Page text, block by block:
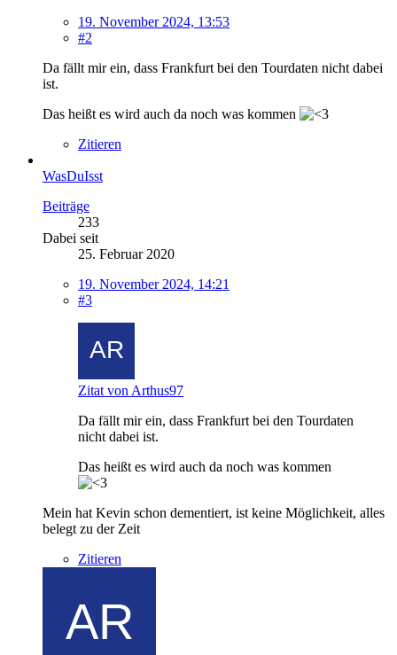
19. November 2024, 13:53
#2
Da fällt mir ein, dass Frankfurt bei den Tourdaten nicht dabei
ist.
Das heißt es wird auch da noch was kommen
Zitieren
WasDuIsst
Beiträge
233
Dabei seit
25. Februar 2020
19. November 2024, 14:21
#3
Zitat von Arthus97
Da fällt mir ein, dass Frankfurt bei den Tourdaten
nicht dabei ist.
Das heißt es wird auch da noch was kommen
Mein hat Kevin schon dementiert, ist keine Möglichkeit, alles
belegt zu der Zeit
Zitieren